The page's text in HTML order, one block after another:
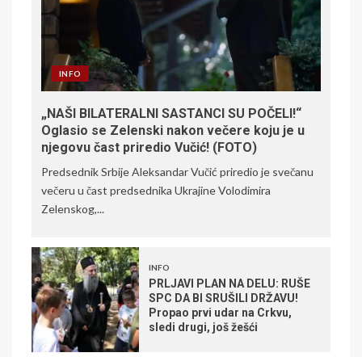
INFO
„NAŠI BILATERALNI SASTANCI SU POČELI!“
Oglasio se Zelenski nakon večere koju je u
njegovu čast priredio Vučić! (FOTO)
Predsednik Srbije Aleksandar Vučić priredio je svečanu
večeru u čast predsednika Ukrajine Volodimira
Zelenskog,...
INFO
PRLJAVI PLAN NA DELU: RUŠE
SPC DA BI SRUŠILI DRŽAVU!
Propao prvi udar na Crkvu,
sledi drugi, još žešći